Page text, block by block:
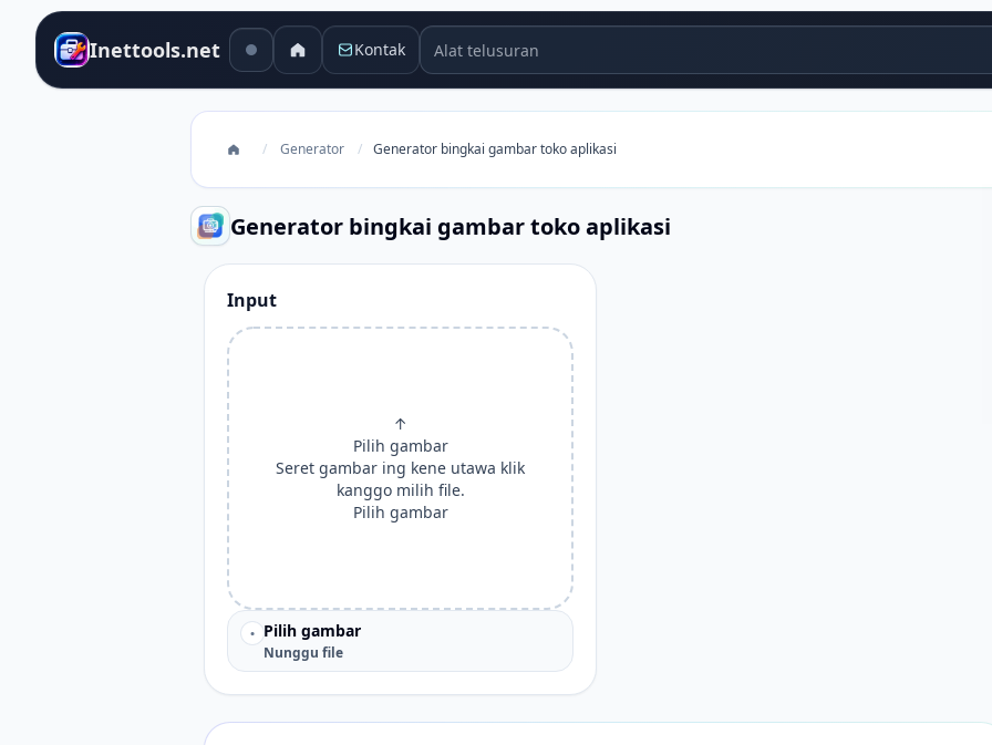
Inettools.net Kontak Alat telusuran
/ Generator / Generator bingkai gambar toko aplikasi
Generator bingkai gambar toko aplikasi
Input
↑
Pilih gambar
Seret gambar ing kene utawa klik
kanggo milih file.
Pilih gambar
• Pilih gambar
Nunggu file